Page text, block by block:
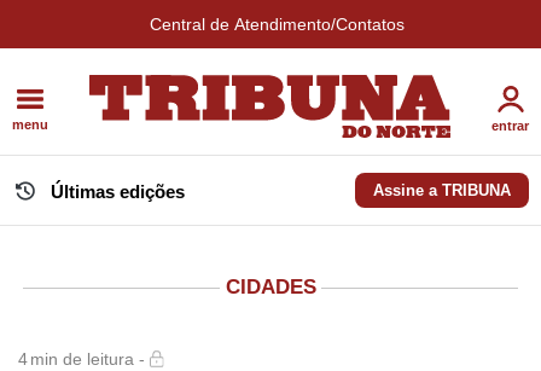
Central de Atendimento/Contatos
menu entrar
Últimas edições Assine a TRIBUNA
CIDADES
4min de leitura -